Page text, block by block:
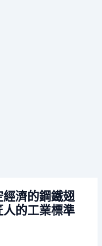
濟的鋼鐵翅
的工業標準